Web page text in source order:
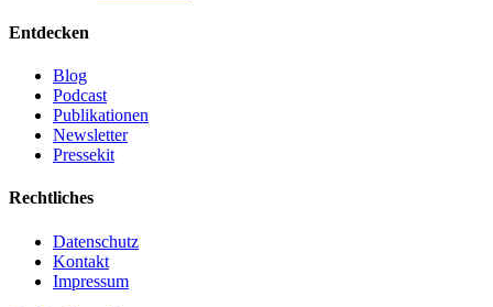
Entdecken
Blog
Podcast
Publikationen
Newsletter
Pressekit
Rechtliches
Datenschutz
Kontakt
Impressum